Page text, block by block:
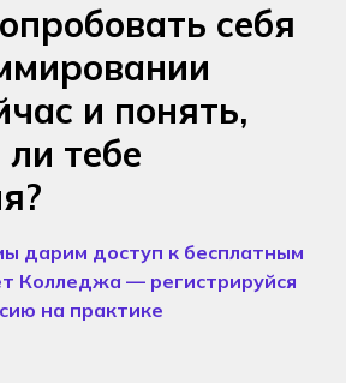
себя
и понять,
тебе
дарим доступ к бесплатным
Колледжа — регистрируйся
на практике